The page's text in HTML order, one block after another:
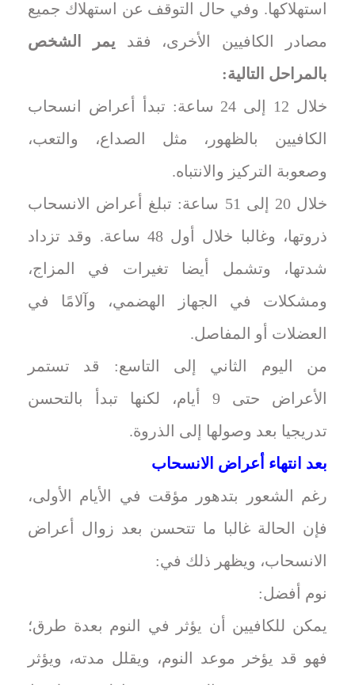
استهلاكها. وفي حال التوقف عن استهلاك جميع
مصادر الكافيين الأخرى، فقد يمر الشخص
بالمراحل التالية:
خلال 12 إلى 24 ساعة: تبدأ أعراض انسحاب
الكافيين بالظهور، مثل الصداع، والتعب،
وصعوبة التركيز والانتباه.
خلال 20 إلى 51 ساعة: تبلغ أعراض الانسحاب
ذروتها، وغالبا خلال أول 48 ساعة. وقد تزداد
شدتها، وتشمل أيضا تغيرات في المزاج،
ومشكلات في الجهاز الهضمي، وآلامًا في
العضلات أو المفاصل.
من اليوم الثاني إلى التاسع: قد تستمر
الأعراض حتى 9 أيام، لكنها تبدأ بالتحسن
تدريجيا بعد وصولها إلى الذروة.
بعد انتهاء أعراض الانسحاب
رغم الشعور بتدهور مؤقت في الأيام الأولى،
فإن الحالة غالبا ما تتحسن بعد زوال أعراض
الانسحاب، ويظهر ذلك في:
نوم أفضل:
يمكن للكافيين أن يؤثر في النوم بعدة طرق؛
فهو قد يؤخر موعد النوم، ويقلل مدته، ويؤثر